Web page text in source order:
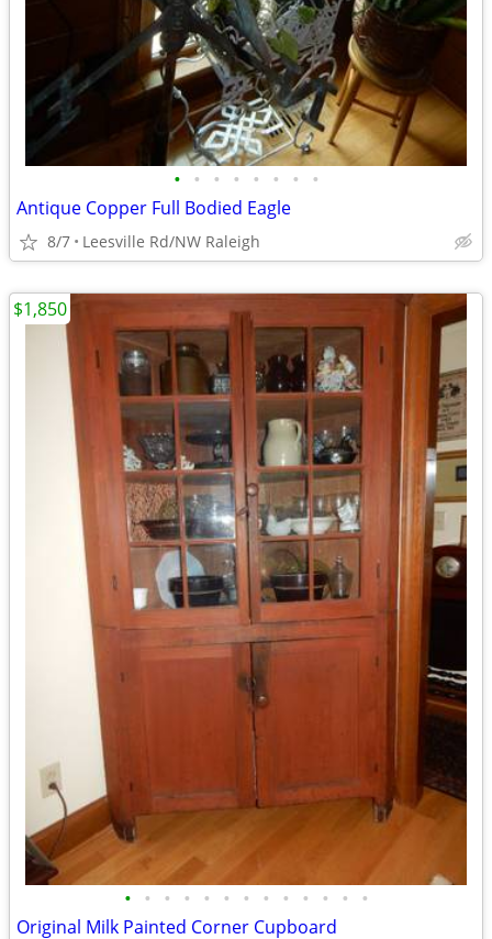
• • • • • • • •
Antique Copper Full Bodied Eagle
8/7 Leesville Rd/NW Raleigh
• • • • • • • • • • • • •
Original Milk Painted Corner Cupboard
$1,850